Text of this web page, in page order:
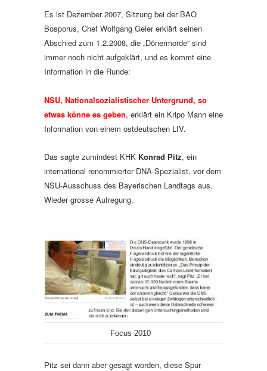
Es ist Dezember 2007, Sitzung bei der BAO
Bosporus, Chef Wolfgang Geier erklärt seinen
Abschied zum 1.2.2008, die „Dönermorde“ sind
immer noch nicht aufgeklärt, und es kommt eine
Information in die Runde:
NSU, Nationalsozialistischer Untergrund, so
etwas könne es geben, erklärt ein Kripo Mann eine
Information von einem ostdeutschen LfV.
Das sagte zumindest KHK Konrad Pitz, ein
international renommierter DNA-Spezialist, vor dem
NSU-Ausschuss des Bayerischen Landtags aus.
Wieder grosse Aufregung.
Focus 2010
Pitz sei dann aber gesagt worden, diese Spur